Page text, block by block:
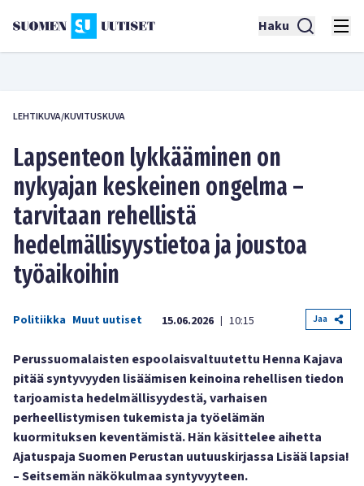
Haku
LEHTIKUVA/KUVITUSKUVA
Lapsenteon lykkääminen on
nykyajan keskeinen ongelma –
tarvitaan rehellistä
hedelmällisyystietoa ja joustoa
työaikoihin
Politiikka Muut uutiset 15.06.2026 | 10:15 Jaa
Perussuomalaisten espoolaisvaltuutettu Henna Kajava
pitää syntyvyyden lisäämisen keinoina rehellisen tiedon
tarjoamista hedelmällisyydestä, varhaisen
perheellistymisen tukemista ja työelämän
kuormituksen keventämistä. Hän käsittelee aihetta
Ajatuspaja Suomen Perustan uutuuskirjassa Lisää lapsia!
– Seitsemän näkökulmaa syntyvyyteen.